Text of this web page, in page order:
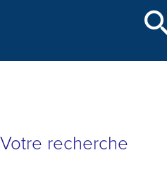
Votre recherche